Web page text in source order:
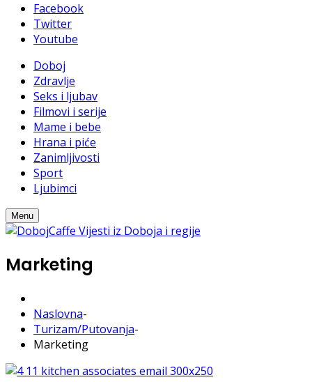
Facebook
Twitter
Youtube
Doboj
Zdravlje
Seks i ljubav
Filmovi i serije
Mame i bebe
Hrana i piće
Zanimljivosti
Sport
Ljubimci
Menu
Marketing
Naslovna-
Turizam/Putovanja-
Marketing